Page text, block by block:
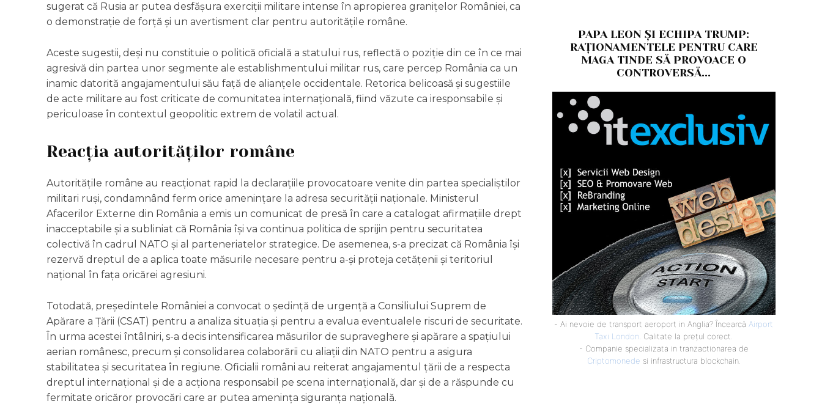
sugerat că Rusia ar putea desfășura exerciții militare intense în apropierea granițelor României, ca
o demonstrație de forță și un avertisment clar pentru autoritățile române.
Aceste sugestii, deși nu constituie o politică oficială a statului rus, reflectă o poziție din ce în ce mai
agresivă din partea unor segmente ale establishmentului militar rus, care percep România ca un
inamic datorită angajamentului său față de alianțele occidentale. Retorica belicoasă și sugestiile
de acte militare au fost criticate de comunitatea internațională, fiind văzute ca iresponsabile și
periculoase în contextul geopolitic extrem de volatil actual.
Reacția autorităților române
Autoritățile române au reacționat rapid la declarațiile provocatoare venite din partea specialiștilor
militari ruși, condamnând ferm orice amenințare la adresa securității naționale. Ministerul
Afacerilor Externe din România a emis un comunicat de presă în care a catalogat afirmațiile drept
inacceptabile și a subliniat că România își va continua politica de sprijin pentru securitatea
colectivă în cadrul NATO și al parteneriatelor strategice. De asemenea, s-a precizat că România își
rezervă dreptul de a aplica toate măsurile necesare pentru a-și proteja cetățenii și teritoriul
național în fața oricărei agresiuni.
Totodată, președintele României a convocat o ședință de urgență a Consiliului Suprem de
Apărare a Țării (CSAT) pentru a analiza situația și pentru a evalua eventualele riscuri de securitate.
În urma acestei întâlniri, s-a decis intensificarea măsurilor de supraveghere și apărare a spațiului
aerian românesc, precum și consolidarea colaborării cu aliații din NATO pentru a asigura
stabilitatea și securitatea în regiune. Oficialii români au reiterat angajamentul țării de a respecta
dreptul internațional și de a acționa responsabil pe scena internațională, dar și de a răspunde cu
fermitate oricăror provocări care ar putea amenința siguranța națională.
PAPA LEON ȘI ECHIPA TRUMP:
RAȚIONAMENTELE PENTRU CARE
MAGA TINDE SĂ PROVOACE O
CONTROVERSĂ...
- Ai nevoie de transport aeroport in Anglia? ÎncearcăAirport
Taxi London. Calitate la prețul corect.
- Companie specializata in tranzactionarea de
Criptomonede si infrastructura blockchain.